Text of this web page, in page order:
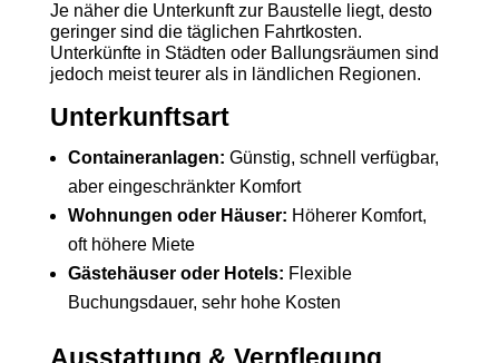
Je näher die Unterkunft zur Baustelle liegt, desto
geringer sind die täglichen Fahrtkosten.
Unterkünfte in Städten oder Ballungsräumen sind
jedoch meist teurer als in ländlichen Regionen.
Unterkunftsart
Containeranlagen: Günstig, schnell verfügbar,
aber eingeschränkter Komfort
Wohnungen oder Häuser: Höherer Komfort,
oft höhere Miete
Gästehäuser oder Hotels: Flexible
Buchungsdauer, sehr hohe Kosten